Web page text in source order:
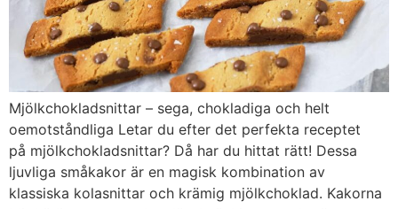
Mjölkchokladsnittar – sega, chokladiga och helt
oemotståndliga Letar du efter det perfekta receptet
på mjölkchokladsnittar? Då har du hittat rätt! Dessa
ljuvliga småkakor är en magisk kombination av
klassiska kolasnittar och krämig mjölkchoklad. Kakorna